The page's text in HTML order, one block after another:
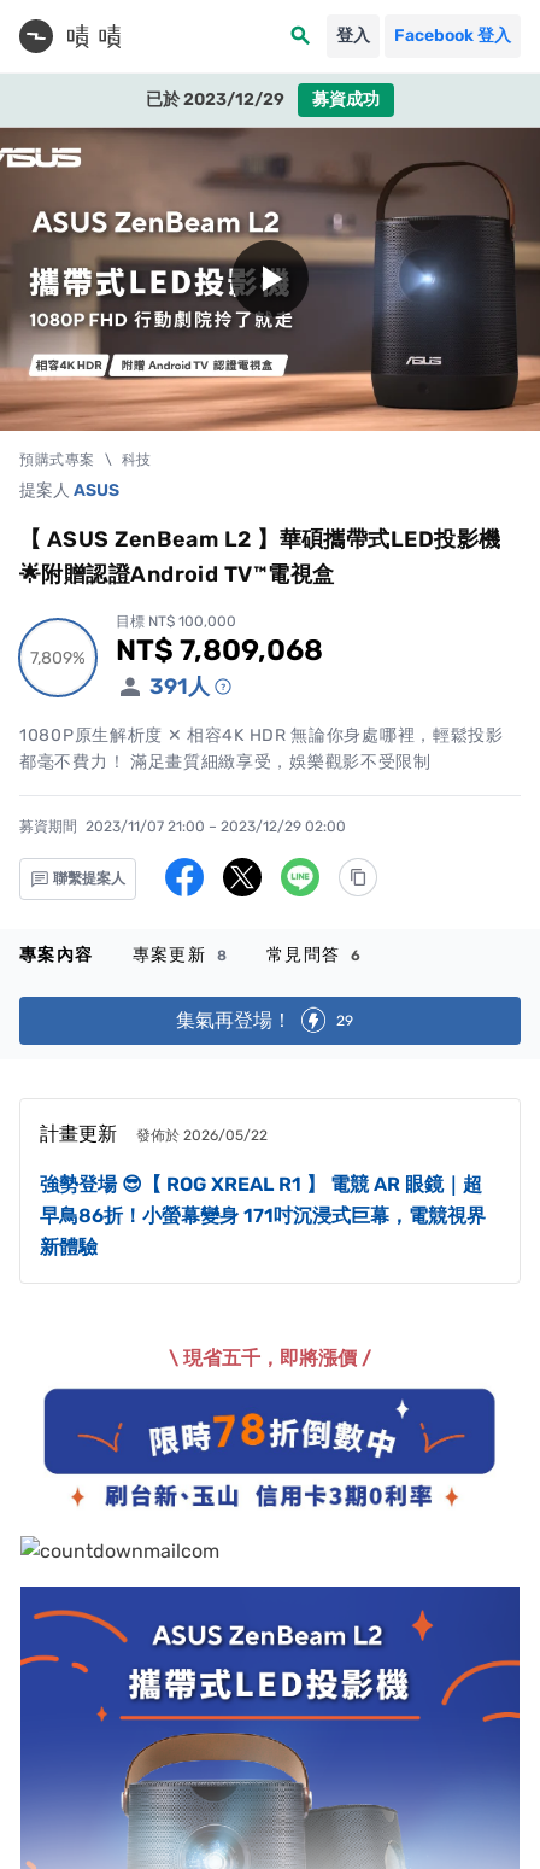
search 登入 Facebook 登入
已於 2023/12/29 募資成功
play_arrow
預購式專案 \ 科技
提案人 ASUS
【 ASUS ZenBeam L2 】華碩攜帶式LED投影機
🌟附贈認證Android TV™電視盒
7,809%
7,809%
目標 NT$ 100,000
累計集資金額
NT$ 7,809,068
391人
1080P原生解析度 ✕ 相容4K HDR 無論你身處哪裡，輕鬆投影
都毫不費力！ 滿足畫質細緻享受，娛樂觀影不受限制
募資期間 2023/11/07 21:00 – 2023/12/29 02:00
聯繫提案人
專案內容 專案更新 8 常見問答 6
集氣再登場！ 29
計畫更新 發佈於 2026/05/22
強勢登場 😎【 ROG XREAL R1 】 電競 AR 眼鏡｜超
早鳥86折！小螢幕變身 171吋沉浸式巨幕，電競視界
新體驗
\ 現省五千，即將漲價 /